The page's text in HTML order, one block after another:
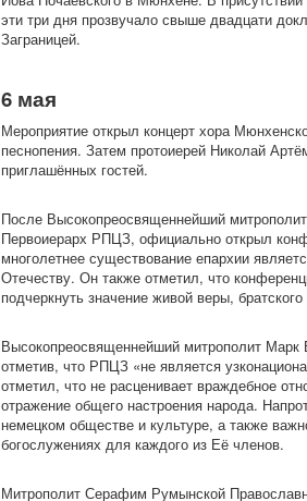
эти три дня прозвучало свыше двадцати
Заграницей.
6 мая
Мероприятие открыл концерт хора
песнопения. Затем протоиерей Николай
приглашённых гостей.
После Высокопреосвященнейший
Первоиерарх РПЦЗ, официально открыл
многолетнее существование епархии
Отечеству. Он также отметил, что
подчеркнуть значение живой веры,
Высокопреосвященнейший митрополит Марк
отметив, что РПЦЗ «не является
отметил, что не расценивает враждебное
отражение общего настроения народа.
немецком обществе и культуре, а также
богослужениях для каждого из Её членов.
Митрополит Серафим Румынской